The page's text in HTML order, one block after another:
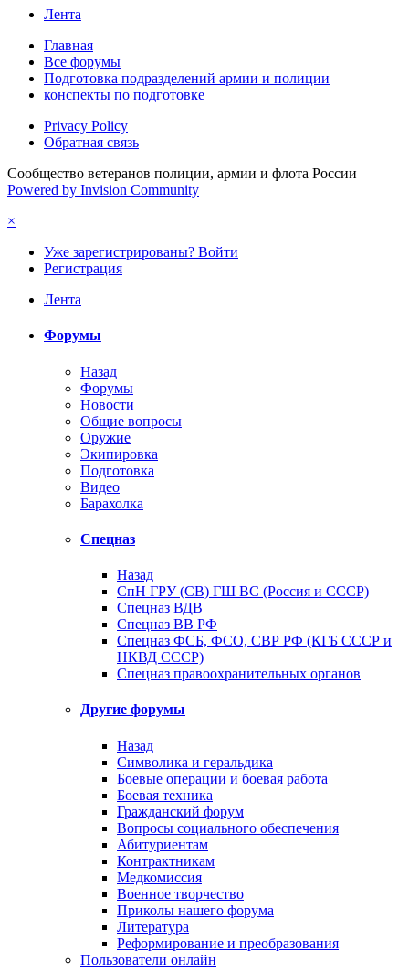
Лента
Главная
Все форумы
Подготовка подразделений армии и полиции
конспекты по подготовке
Privacy Policy
Обратная связь
Сообщество ветеранов полиции, армии и флота России
Powered by Invision Community
×
Уже зарегистрированы? Войти
Регистрация
Лента
Форумы
Назад
Форумы
Новости
Общие вопросы
Оружие
Экипировка
Подготовка
Видео
Барахолка
Спецназ
Назад
СпН ГРУ (СВ) ГШ ВС (Россия и СССР)
Спецназ ВДВ
Спецназ ВВ РФ
Спецназ ФСБ, ФСО, СВР РФ (КГБ СССР и
НКВД СССР)
Спецназ правоохранительных органов
Другие форумы
Назад
Символика и геральдика
Боевые операции и боевая работа
Боевая техника
Гражданский форум
Вопросы социального обеспечения
Абитуриентам
Контрактникам
Медкомиссия
Военное творчество
Приколы нашего форума
Литература
Реформирование и преобразования
Пользователи онлайн